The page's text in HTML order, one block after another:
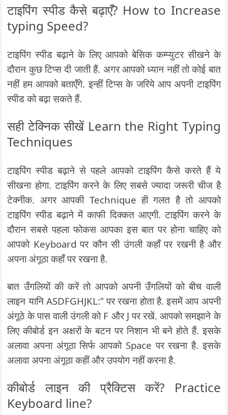
टाइपिंग स्पीड कैसे बढ़ाएँ? How to Increase
typing Speed?
टाइपिंग स्पीड बढ़ाने के लिए आपको बेसिक कम्प्युटर सीखने के
दौरान कुछ टिप्स दी जाती हैं. अगर आपको ध्यान नहीं तो कोई बात
नहीं हम आपको बताएँगे. इन्हीं टिप्स के जरिये आप अपनी टाइपिंग
स्पीड को बढ़ा सकते हैं.
सही टेक्निक सीखें Learn the Right Typing
Techniques
टाइपिंग स्पीड बढ़ाने से पहले आपको टाइपिंग कैसे करते हैं ये
सीखना होगा. टाइपिंग करने के लिए सबसे ज्यादा जरूरी चीज है
टेक्नीक. अगर आपकी Technique ही गलत है तो आपको
टाइपिंग स्पीड बढ़ाने में काफी दिक्कत आएगी. टाइपिंग करने के
दौरान सबसे पहला फोकस आपका इस बात पर होना चाहिए को
आपको Keyboard पर कौन सी उंगली कहाँ पर रखनी है और
अपना अंगूठा कहाँ पर रखना है.
बात उँगलियों की करें तो आपको अपनी उँगलियों को बीच वाली
लाइन यानि ASDFGHJKL:” पर रखना होता है. इसमें आप अपनी
अंगूठे के पास वाली उंगली को F और J पर रखें. आपको समझाने के
लिए कीबोर्ड इन अक्षरों के बटन पर निशान भी बने होते हैं. इसके
अलावा अपना अंगूठा सिर्फ आपको Space पर रखना है. इसके
अलावा अपना अंगूठा कहीं और उपयोग नहीं करना है.
कीबोर्ड लाइन की प्रैक्टिस करें? Practice
Keyboard line?